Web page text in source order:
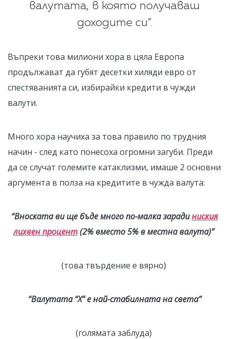
валутата, в която получаваш
доходите си”.
Въпреки това милиони хора в цяла Европа
продължават да губят десетки хиляди евро от
спестяванията си, избирайки кредити в чужди
валути.
Много хора научиха за това правило по трудния
начин - след като понесоха огромни загуби. Преди
да се случат големите катаклизми, имаше 2 основни
аргумента в полза на кредитите в чужда валута:
“Вноската ви ще бъде много по-малка зарадиниския
лихвен процент(2% вместо 5% в местна валута)”
(това твърдение е вярно)
“Валутата “Х” е най-стабилната на света”
(голямата заблуда)